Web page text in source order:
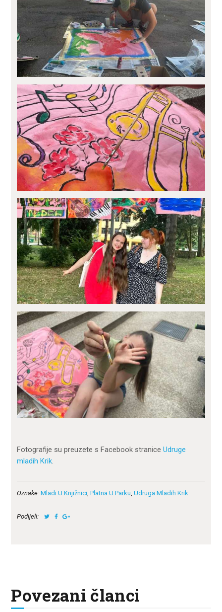
Fotografije su preuzete s Facebook straniceUdruge
mladih Krik.
Oznake: Mladi U Knjižnici,Platna U Parku,Udruga Mladih Krik
Podijeli:
Povezani članci